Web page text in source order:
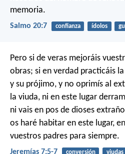
memoria.
Salmo 20:7 confianza ídolos
Pero si de veras mejoráis
obras; si en verdad practicáis
y su prójimo, y no oprimís al
la viuda, ni en este lugar
ni vais en pos de dioses
os haré habitar en este lugar,
vuestros padres para siempre.
Jeremías 7:5-7 conversión viudas